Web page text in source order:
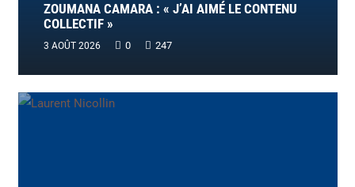
ZOUMANA CAMARA : « J’AI AIMÉ LE CONTENU
COLLECTIF »
3 AOÛT 2026 0 247